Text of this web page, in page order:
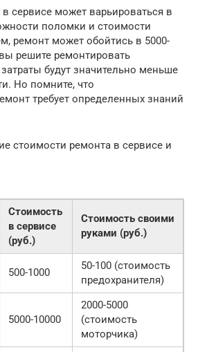
сервисе может варьироваться в
поломки и стоимости
ремонт может обойтись в 5000-
решите ремонтировать
будут значительно меньше
Но помните, что
требует определенных знаний
стоимости ремонта в сервисе и
Стоимость
в сервисе
(руб.)
Стоимость своими
руками (руб.)
500-1000
50-100 (стоимость
предохранителя)
5000-10000
2000-5000
(стоимость
моторчика)